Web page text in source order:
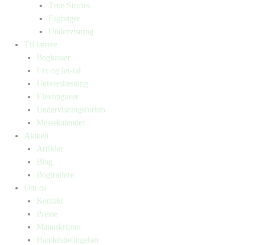
True Stories
Fagbøger
Undervisning
Til lærere
Bogkasser
Lix og let-tal
Universlæsning
Elevopgaver
Undervisningsforløb
Messekalender
Aktuelt
Artikler
Blog
Bogtrailere
Om os
Kontakt
Presse
Manuskripter
Handelsbetingelser